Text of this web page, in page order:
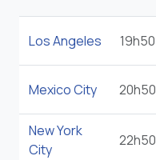
Los Angeles 19h50
Mexico City 20h50
New York
City
22h50